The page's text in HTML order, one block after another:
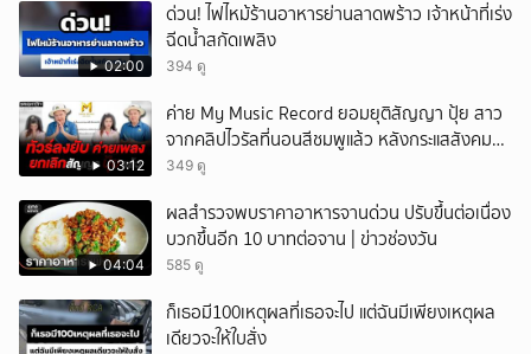
02:00
ด่วน! ไฟไหม้ร้านอาหารย่านลาดพร้าว เจ้าหน้าที่เร่ง
ฉีดน้ำสกัดเพลิง
394 ดู
03:12
ค่าย My Music Record ยอมยุติสัญญา ปุ้ย สาว
จากคลิปไวรัลที่นอนสีชมพูแล้ว หลังกระแสสังคม
และคนในวงการวิจารณ์เรื่องความเหมาะสม
349 ดู
04:04
ผลสำรวจพบราคาอาหารจานด่วน ปรับขึ้นต่อเนื่อง
บวกขึ้นอีก 10 บาทต่อจาน | ข่าวช่องวัน
585 ดู
ก็เธอมี100เหตุผลที่เธอจะไป แต่ฉันมีเพียงเหตุผล
เดียวจะให้ใบสั่ง